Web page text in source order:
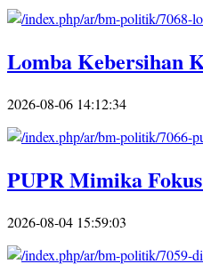
Lomba Kebersihan
2026-08-06 14:12:34
PUPR Mimika
2026-08-04 15:59:03